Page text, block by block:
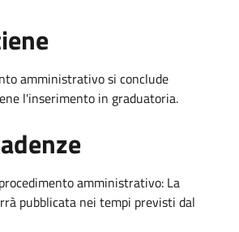
amministrativo si conclude
l'inserimento in graduatoria.
amministrativo: La
pubblicata nei tempi previsti dal